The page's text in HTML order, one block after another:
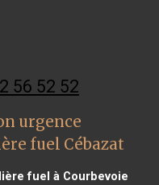
56 52 52
urgence
fuel Cébazat
fuel à Courbevoie